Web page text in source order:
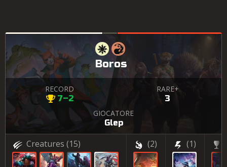
Boros
RECORD
7–2
RARE+
3
GIOCATORE
Glep
Creatures (15) (2) (1)